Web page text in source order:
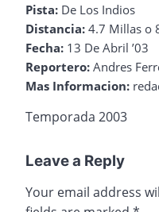
Pista: De Los Indios
Distancia: 4.7 Millas o
Fecha: 13 De Abril ’03
Reportero: Andres
Mas Informacion:
Temporada 2003
Leave a Reply
Your email address